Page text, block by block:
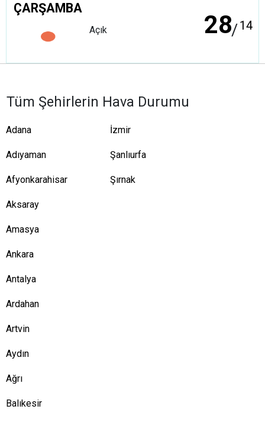
ÇARŞAMBA
Açık 28/14
Tüm Şehirlerin Hava Durumu
Adana
Adıyaman
Afyonkarahisar
Aksaray
Amasya
Ankara
Antalya
Ardahan
Artvin
Aydın
Ağrı
Balıkesir
İzmir
Şanlıurfa
Şırnak